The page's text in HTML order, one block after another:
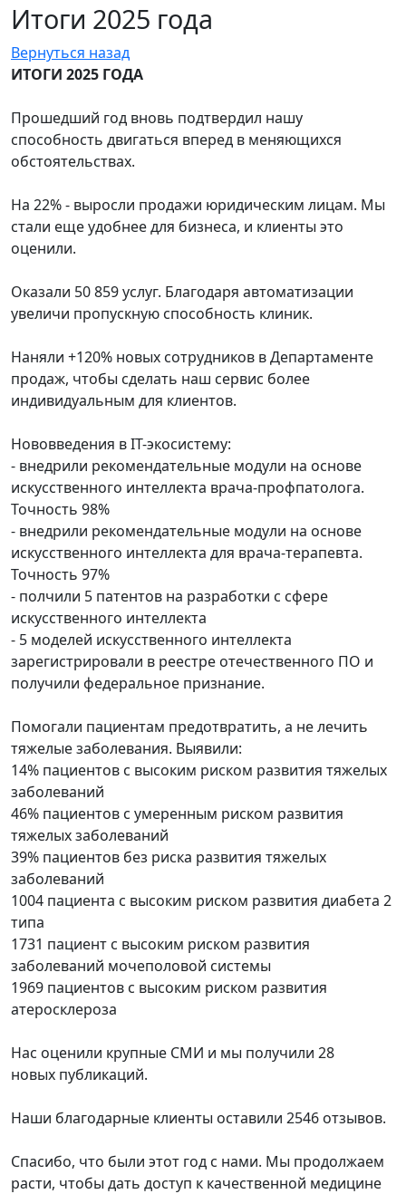
Итоги 2025 года
Вернуться назад
ИТОГИ 2025 ГОДА
Прошедший год вновь подтвердил нашу
способность двигаться вперед в меняющихся
обстоятельствах.
На 22% - выросли продажи юридическим лицам. Мы
стали еще удобнее для бизнеса, и клиенты это
оценили.
Оказали 50 859 услуг. Благодаря автоматизации
увеличи пропускную способность клиник.
Наняли +120% новых сотрудников в Департаменте
продаж, чтобы сделать наш сервис более
индивидуальным для клиентов.
Нововведения в IT-экосистему:
- внедрили рекомендательные модули на основе
искусственного интеллекта врача-профпатолога.
Точность 98%
- внедрили рекомендательные модули на основе
искусственного интеллекта для врача-терапевта.
Точность 97%
- полчили 5 патентов на разработки с сфере
искусственного интеллекта
- 5 моделей искусственного интеллекта
зарегистрировали в реестре отечественного ПО и
получили федеральное признание.
Помогали пациентам предотвратить, а не лечить
тяжелые заболевания. Выявили:
14% пациентов с высоким риском развития тяжелых
заболеваний
46% пациентов с умеренным риском развития
тяжелых заболеваний
39% пациентов без риска развития тяжелых
заболеваний
1004 пациента с высоким риском развития диабета 2
типа
1731 пациент с высоким риском развития
заболеваний мочеполовой системы
1969 пациентов с высоким риском развития
атеросклероза
Нас оценили крупные СМИ и мы получили 28
новых публикаций.
Наши благодарные клиенты оставили 2546 отзывов.
Спасибо, что были этот год с нами. Мы продолжаем
расти, чтобы дать доступ к качественной медицине